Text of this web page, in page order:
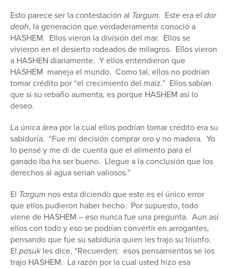
Esto parece ser la contestación al Targum. Este era el dor
deah, la generación que verdaderamente conoció a
HASHEM. Ellos vieron la división del mar. Ellos se
vivieron en el desierto rodeados de milagros. Ellos vieron
a HASHEN diariamente. Y ellos entendieron que
HASHEM maneja el mundo. Como tal, ellos no podrían
tomar crédito por “el crecimiento del maíz.” Ellos sabían
que si su rebaño aumenta, es porque HASHEM así lo
deseo.
La única área por la cual ellos podrían tomar crédito era su
sabiduría. “Fue mi decisión comprar oro y no madera. Yo
lo pensé y me di de cuenta que el alimento para el
ganado iba ha ser bueno. Llegue a la conclusión que los
derechos al agua serian valiosos.”
El Targum nos esta diciendo que este es el único error
que ellos pudieron haber hecho. Por supuesto, todo
viene de HASHEM – eso nunca fue una pregunta. Aun así
ellos con todo y eso se podrían convertir en arrogantes,
pensando que fue su sabiduría quien les trajo su triunfo.
El pasukles dice, “Recuerden: esos pensamientos se los
trajo HASHEM. La razón por la cual usted hizo esa